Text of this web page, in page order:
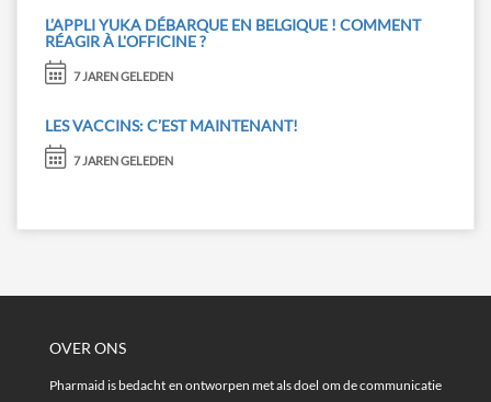
L’APPLI YUKA DÉBARQUE EN BELGIQUE ! COMMENT
RÉAGIR À L'OFFICINE ?
7 JAREN GELEDEN
LES VACCINS: C’EST MAINTENANT!
7 JAREN GELEDEN
OVER ONS
Pharmaid is bedacht en ontworpen met als doel om de communicatie